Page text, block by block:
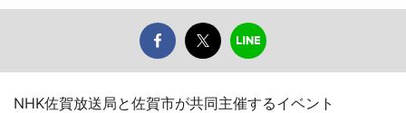
NHK佐賀放送局と佐賀市が共同主催するイベント